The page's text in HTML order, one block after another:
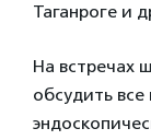
Таганроге и
На встречах
обсудить